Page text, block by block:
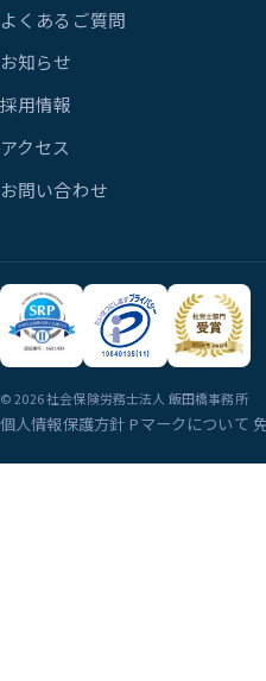
よくあるご質問
お知らせ
採用情報
アクセス
お問い合わせ
© 2026 社会保険労務士法人 飯田橋事務所
個人情報保護方針 Pマークについて